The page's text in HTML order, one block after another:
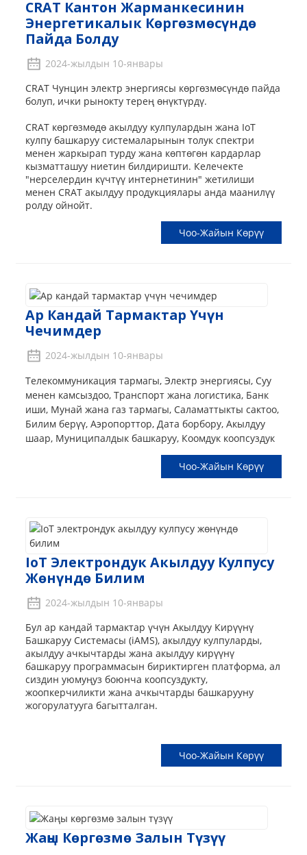
CRAT Кантон Жарманкесинин
Энергетикалык Көргөзмөсүндө
Пайда Болду
2024-жылдын 10-январы
CRAT Чунцин электр энергиясы көргөзмөсүндө пайда
болуп, ички рынокту терең өнүктүрдү.
CRAT көргөзмөдө акылдуу кулпулардын жана IoT
кулпу башкаруу системаларынын толук спектри
менен жаркырап турду жана көптөгөн кардарлар
кызматташуу ниетин билдиришти. Келечекте
"нерселердин күчтүү интернетинин" жетилиши
менен CRAT акылдуу продукциялары анда маанилүү
ролду ойнойт.
Чоо-Жайын Көрүү
Ар Кандай Тармактар ​​үчүн
Чечимдер
2024-жылдын 10-январы
Телекоммуникация тармагы, Электр энергиясы, Суу
менен камсыздоо, Транспорт жана логистика, Банк
иши, Мунай жана газ тармагы, Саламаттыкты сактоо,
Билим берүү, Аэропорттор, Дата борбору, Акылдуу
шаар, Муниципалдык башкаруу, Коомдук коопсуздук
Чоо-Жайын Көрүү
IoT Электрондук Акылдуу Кулпусу
Жөнүндө Билим
2024-жылдын 10-январы
Бул ар кандай тармактар ​​үчүн Акылдуу Кирүүнү
Башкаруу Системасы (iAMS), акылдуу кулпуларды,
акылдуу ачкычтарды жана акылдуу кирүүнү
башкаруу программасын бириктирген платформа, ал
сиздин уюмуңуз боюнча коопсуздукту,
жоопкерчиликти жана ачкычтарды башкарууну
жогорулатууга багытталган.
Чоо-Жайын Көрүү
Жаңы Көргөзмө Залын Түзүү